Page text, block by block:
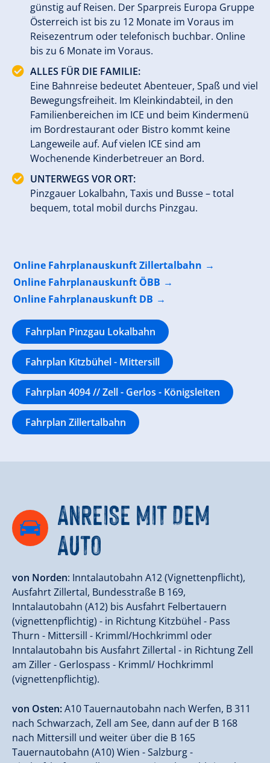
günstig auf Reisen. Der Sparpreis Europa Gruppe
Österreich ist bis zu 12 Monate im Voraus im
Reisezentrum oder telefonisch buchbar. Online
bis zu 6 Monate im Voraus.
ALLES FÜR DIE FAMILIE:
Eine Bahnreise bedeutet Abenteuer, Spaß und viel
Bewegungsfreiheit. Im Kleinkindabteil, in den
Familienbereichen im ICE und beim Kindermenü
im Bordrestaurant oder Bistro kommt keine
Langeweile auf. Auf vielen ICE sind am
Wochenende Kinderbetreuer an Bord.
UNTERWEGS VOR ORT:
Pinzgauer Lokalbahn, Taxis und Busse – total
bequem, total mobil durchs Pinzgau.
Online Fahrplanauskunft Zillertalbahn
Online Fahrplanauskunft ÖBB
Online Fahrplanauskunft DB
Fahrplan Pinzgau Lokalbahn
Fahrplan Kitzbühel - Mittersill
Fahrplan 4094 // Zell - Gerlos - Königsleiten
Fahrplan Zillertalbahn
ANREISE MIT DEM
AUTO
von Norden: Inntalautobahn A12 (Vignettenpflicht),
Ausfahrt Zillertal, Bundesstraße B 169,
Inntalautobahn (A12) bis Ausfahrt Felbertauern
(vignettenpflichtig) - in Richtung Kitzbühel - Pass
Thurn - Mittersill - Krimml/Hochkrimml oder
Inntalautobahn bis Ausfahrt Zillertal - in Richtung Zell
am Ziller - Gerlospass - Krimml/ Hochkrimml
(vignettenpflichtig).
von Osten:A10 Tauernautobahn nach Werfen, B 311
nach Schwarzach, Zell am See, dann auf der B 168
nach Mittersill und weiter über die B 165
Tauernautobahn (A10) Wien - Salzburg -